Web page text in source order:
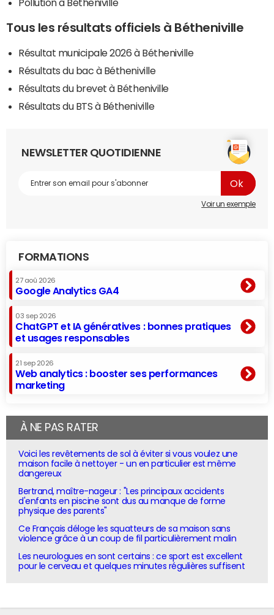
Pollution à Bétheniville
Tous les résultats officiels à Bétheniville
Résultat municipale 2026 à Bétheniville
Résultats du bac à Bétheniville
Résultats du brevet à Bétheniville
Résultats du BTS à Bétheniville
NEWSLETTER QUOTIDIENNE
Voir un exemple
FORMATIONS
27 aoû 2026
Google Analytics GA4
03 sep 2026
ChatGPT et IA génératives : bonnes pratiques
et usages responsables
21 sep 2026
Web analytics : booster ses performances
marketing
À NE PAS RATER
Voici les revêtements de sol à éviter si vous voulez une
maison facile à nettoyer - un en particulier est même
dangereux
Bertrand, maître-nageur : "Les principaux accidents
d'enfants en piscine sont dus au manque de forme
physique des parents"
Ce Français déloge les squatteurs de sa maison sans
violence grâce à un coup de fil particulièrement malin
Les neurologues en sont certains : ce sport est excellent
pour le cerveau et quelques minutes régulières suffisent